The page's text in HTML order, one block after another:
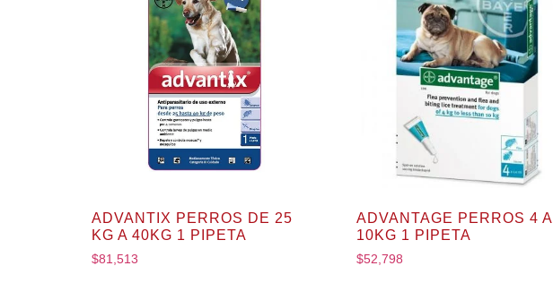
ADVANTIX PERROS DE 25
KG A 40KG 1 PIPETA
$81,513
ADVANTAGE PERROS 4 A
10KG 1 PIPETA
$52,798